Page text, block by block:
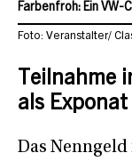
Farbenfroh: Ein VW-
Foto: Veranstalter/
Teilnahme
als
Das